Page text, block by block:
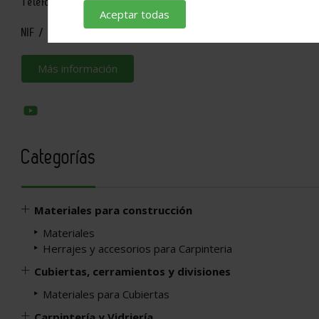
NIF / B15471188
Más información
Categorías
Materiales para construcción
Materiales
Herrajes y accesorios para Carpinteria
Cubiertas, cerramientos y divisiones
Materiales para Cubiertas
Aceptar todas